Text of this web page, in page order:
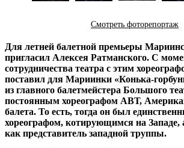
Смотреть фоторепортаж
Для летней балетной премьеры
пригласил Алексея Ратманского. С
сотрудничества театра с этим
поставил для Мариинки «Конька-
из главного балетмейстера Большого
постоянным хореографом АВТ,
балета. То есть, тогда он был
хореографом, котирующимся на Западе,
как представитель западной труппы.